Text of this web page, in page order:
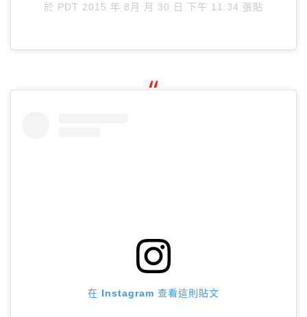
於 PDT 2015 年 8月 月 30 日 下午 11:34 張貼
在 Instagram 查看這則貼文